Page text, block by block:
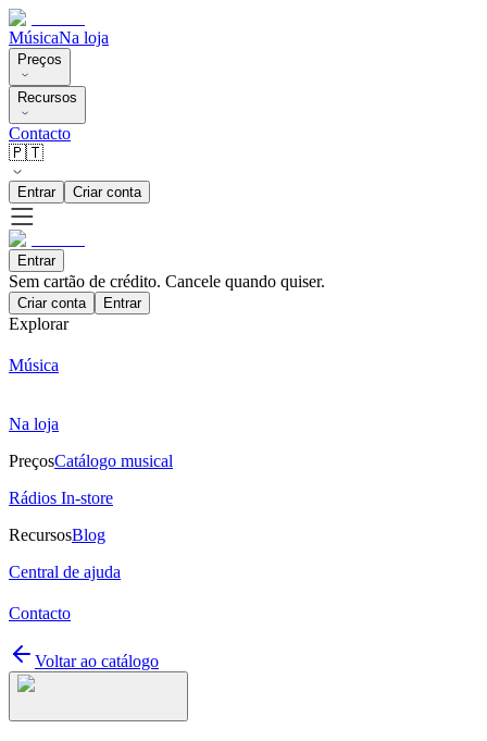
MúsicaNa loja
Preços
Recursos
Contacto
🇵🇹
Entrar Criar conta
Entrar
Sem cartão de crédito. Cancele quando quiser.
Criar conta Entrar
Explorar
Música
Na loja
PreçosCatálogo musical
Rádios In-store
RecursosBlog
Central de ajuda
Contacto
Voltar ao catálogo